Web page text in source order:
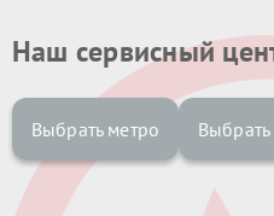
Наш сервисный
Выбрать метро